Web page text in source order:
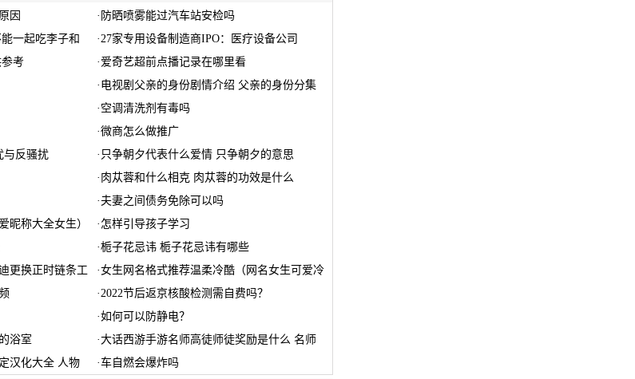
因 · 防晒喷雾能过汽车站安检吗
一起吃李子和 ·27家专用设备制造商IPO：医疗设备公司
考 · 爱奇艺超前点播记录在哪里看
· 电视剧父亲的身份剧情介绍 父亲的身份分集
· 空调清洗剂有毒吗
·微商怎么做推广
与反骚扰 · 只争朝夕代表什么爱情 只争朝夕的意思
· 肉苁蓉和什么相克 肉苁蓉的功效是什么
· 夫妻之间债务免除可以吗
昵称大全女生） · 怎样引导孩子学习
·栀子花忌讳 栀子花忌讳有哪些
更换正时链条工 ·女生网名格式推荐温柔冷酷（网名女生可爱冷
·2022节后返京核酸检测需自费吗？
·如何可以防静电？
浴室 ·大话西游手游名师高徒师徒奖励是什么 名师
汉化大全 人物 ·车自燃会爆炸吗